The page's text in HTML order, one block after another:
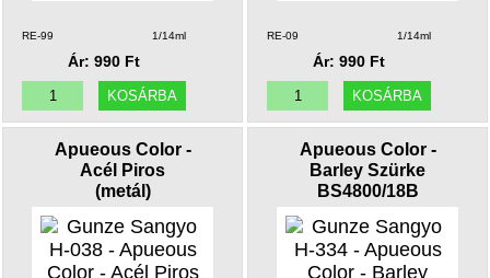
RE-99 1/14ml
Ár: 990 Ft
RE-09 1/14ml
Ár: 990 Ft
Apueous Color -
Acél Piros
(metál)
Apueous Color -
Barley Szürke
BS4800/18B